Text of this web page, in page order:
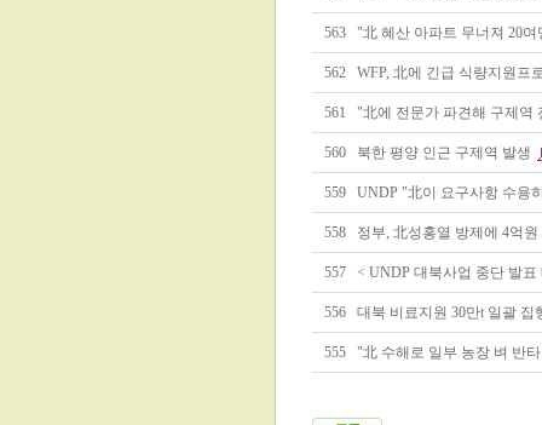
563 "北 혜산 아파트 무너져 20
562 WFP, 北에 긴급 식량지원프
561 "北에 전문가 파견해 구제역
560 북한 평양 인근 구제역 발생
559 UNDP "北이 요구사항 수용
558 정부, 北성홍열 방제에 4억
557 < UNDP 대북사업 중단 발표
556 대북 비료지원 30만t 일괄 집
555 "北 수해로 일부 농장 벼 반